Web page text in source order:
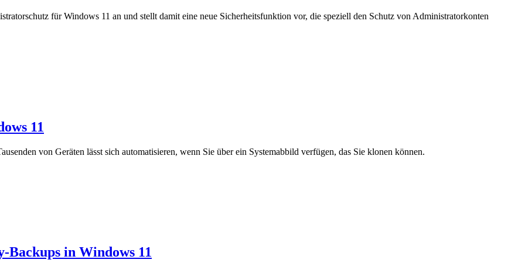
für Windows 11 an und stellt damit eine neue Sicherheitsfunktion vor, die speziell den Schutz von Administratorkonten
11
von Geräten lässt sich automatisieren, wenn Sie über ein Systemabbild verfügen, das Sie klonen können.
Backups in Windows 11